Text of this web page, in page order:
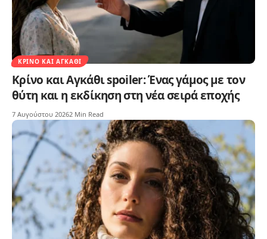
ΚΡΊΝΟ ΚΑΙ ΑΓΚΆΘΙ
Κρίνο και Αγκάθι spoiler: Ένας γάμος με τον
θύτη και η εκδίκηση στη νέα σειρά εποχής
7 Αυγούστου 20262 Min Read